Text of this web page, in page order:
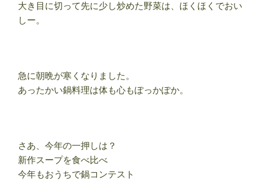
大き目に切って先に少し炒めた野菜は、ほくほくでおい
しー。
急に朝晩が寒くなりました。
あったかい鍋料理は体も心もぽっかぽか。
さあ、今年の一押しは？
新作スープを食べ比べ
今年もおうちで鍋コンテスト